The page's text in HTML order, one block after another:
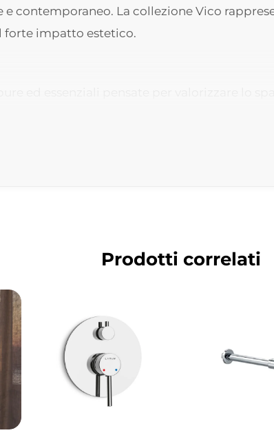
contemporaneo. La collezione Vico
forte impatto estetico.
offre una soluzione pratica e
flusso e temperatura dell’acqua
questo miscelatore perfetto per
Prodotti correlati